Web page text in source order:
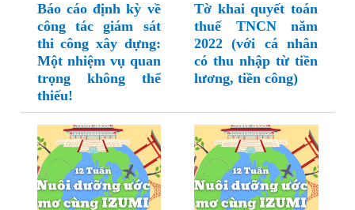
Báo cáo định kỳ về
công tác giám sát
thi công xây dựng:
Một nhiệm vụ quan
trọng không thể
thiếu!
Tờ khai quyết toán
thuế TNCN năm
2022 (với cá nhân
có thu nhập từ tiền
lương, tiền công)